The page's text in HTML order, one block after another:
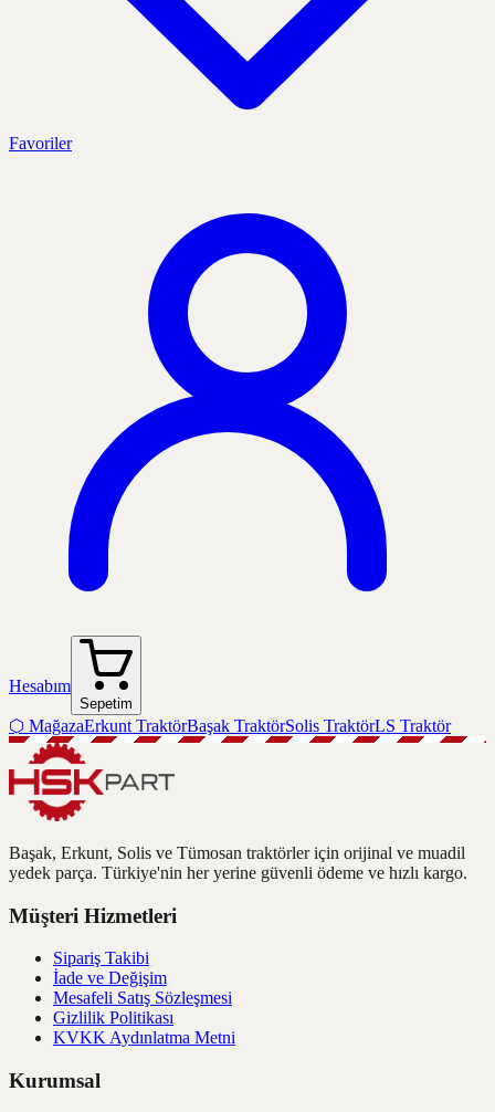
Favoriler
Hesabım
Sepetim
⬡ MağazaErkunt TraktörBaşak TraktörSolis TraktörLS Traktör
Başak, Erkunt, Solis ve Tümosan traktörler için orijinal ve muadil
yedek parça. Türkiye'nin her yerine güvenli ödeme ve hızlı kargo.
Müşteri Hizmetleri
Sipariş Takibi
İade ve Değişim
Mesafeli Satış Sözleşmesi
Gizlilik Politikası
KVKK Aydınlatma Metni
Kurumsal